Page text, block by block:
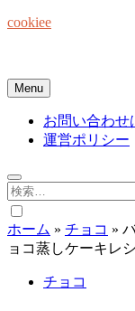
Skip
cookiee
Menu
お問い合わせ
運営ポリシー
検
索:
ホーム » チョコ »
ョコ蒸しケーキレ
チョコ